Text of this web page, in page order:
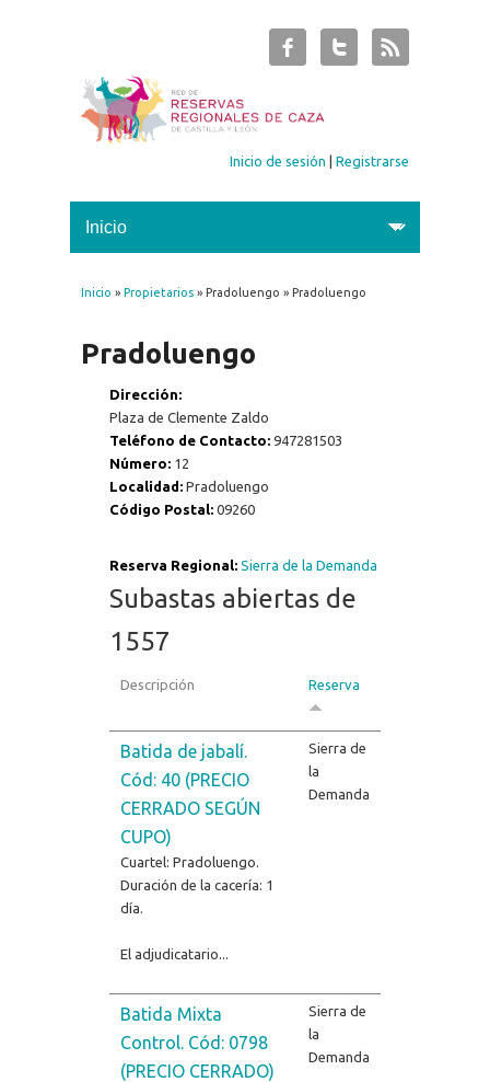
Inicio de sesión |Registrarse
Se encuentra usted aquí
Inicio » Propietarios» Pradoluengo » Pradoluengo
Pradoluengo
Dirección:
Plaza de Clemente Zaldo
Teléfono de Contacto: 947281503
Número: 12
Localidad: Pradoluengo
Código Postal: 09260
Reserva Regional: Sierra de la Demanda
Subastas abiertas de
1557
Descripción Reserva
Batida de jabalí.
Cód: 40 (PRECIO
CERRADO SEGÚN
CUPO)
Cuartel: Pradoluengo.
Duración de la cacería: 1
día.
El adjudicatario...
Sierra de
la
Demanda
Batida Mixta
Control. Cód: 0798
(PRECIO CERRADO)
Sierra de
la
Demanda